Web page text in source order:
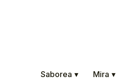
Saborea ▾ Mira ▾